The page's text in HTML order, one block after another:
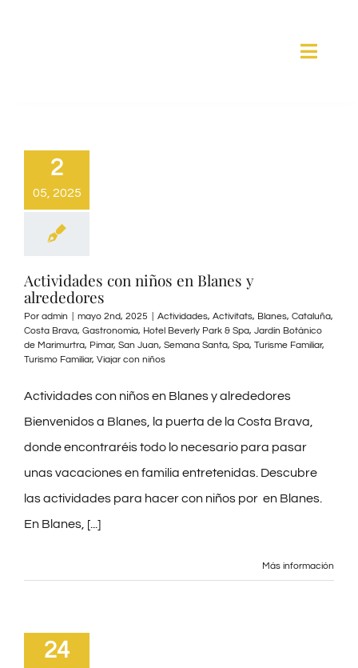
Toggle
BLANES
GALERÍA
2
05, 2025
Actividades con niños en Blanes y
alrededores
Por admin mayo 2nd, 2025 Actividades, Activitats, Blanes, Cataluña,
Costa Brava, Gastronomía, Hotel Beverly Park & Spa, Jardín Botánico
de Marimurtra, Pimar, San Juan, Semana Santa, Spa, Turisme Familiar,
Turismo Familiar, Viajar con niños
Actividades con niños en Blanes y alrededores
Bienvenidos a Blanes, la puerta de la Costa Brava,
donde encontraréis todo lo necesario para pasar
unas vacaciones en familia entretenidas. Descubre
las actividades para hacer con niños por en Blanes.
En Blanes, [...]
Más información
24